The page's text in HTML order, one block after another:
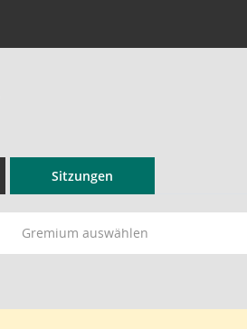
Sitzungen
Gremium auswählen